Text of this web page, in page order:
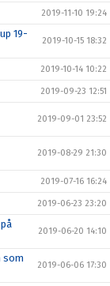
2019-11-10 19:24
19-
2019-10-15 18:32
2019-10-14 10:22
2019-09-23 12:51
2019-09-01 23:52
2019-08-29 21:30
2019-07-16 16:24
2019-06-23 23:20
2019-06-20 14:10
som
2019-06-06 17:30